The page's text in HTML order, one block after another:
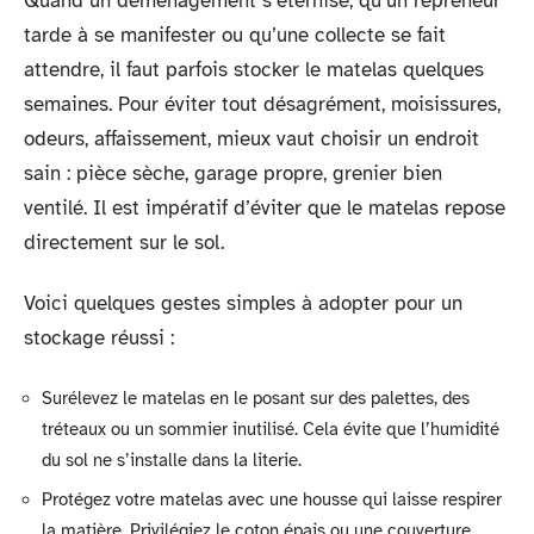
tarde à se manifester ou qu’une collecte se fait
attendre, il faut parfois stocker le matelas quelques
semaines. Pour éviter tout désagrément, moisissures,
odeurs, affaissement, mieux vaut choisir un endroit
sain : pièce sèche, garage propre, grenier bien
ventilé. Il est impératif d’éviter que le matelas repose
directement sur le sol.
Voici quelques gestes simples à adopter pour un
stockage réussi :
Surélevez le matelas en le posant sur des palettes, des
tréteaux ou un sommier inutilisé. Cela évite que l’humidité
du sol ne s’installe dans la literie.
Protégez votre matelas avec une housse qui laisse respirer